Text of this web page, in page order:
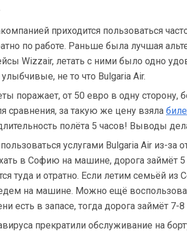
приходится пользоваться
по работе. Раньше была лучшая
Wizzair, летать с ними было одно
не то что Bulgaria Air.
поражает, от 50 евро в одну сторону,
сравнения, за такую же цену взяла
полёта 5 часов! Выводы
услугами Bulgaria Air из-за
в Софию на машине, дорога займёт
туда и отратно. Если летим семьёй из
на машине. Можно ещё
есть в запасе, тогда дорога займёт 7-8
прекратили обслуживание на